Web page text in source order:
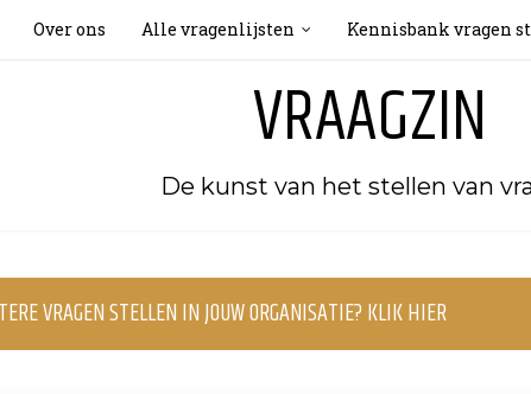
VRAAGZIN
De kunst van het stellen van
Over ons Alle vragenlijsten Kennisbank vragen
VRAGEN STELLEN IN JOUW ORGANISATIE? KLIK HIER